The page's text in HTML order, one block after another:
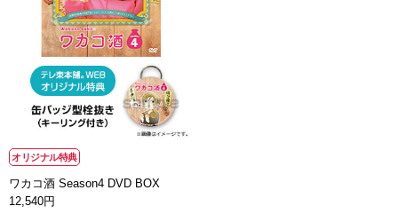
オリジナル特典
ワカコ酒 Season4 DVD BOX
12,540円